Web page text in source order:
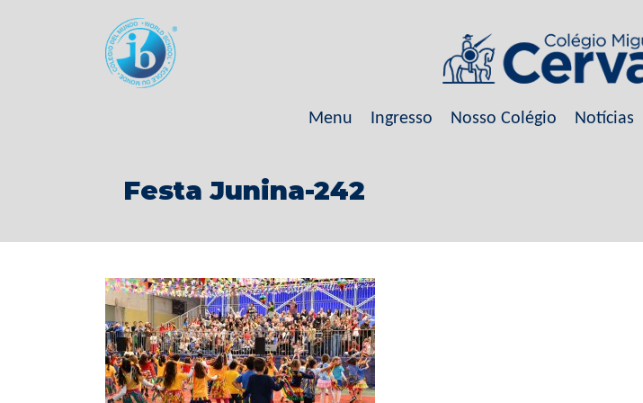
Menu Ingresso Nosso Colégio Notícias
Festa Junina-242